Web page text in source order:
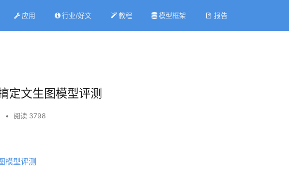
应用 行业/好文 教程 模型框架 报告
定文生图模型评测
• 阅读 3798